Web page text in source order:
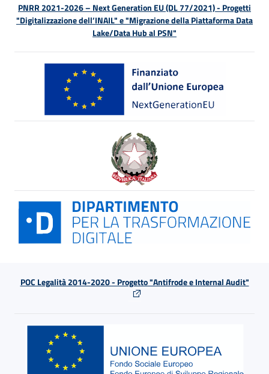
PNRR 2021-2026 – Next Generation EU (DL 77/2021) - Progetti
"Digitalizzazione dell’INAIL" e "Migrazione della Piattaforma Data
Lake/Data Hub al PSN"
POC Legalità 2014-2020 - Progetto "Antifrode e Internal Audit"